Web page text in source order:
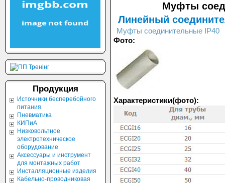
Муфты
Линейный
Муфты соединительные IP40
Фото:
Характеристики(фото):
Продукция
Источники бесперебойного
питания
Пневматика
КИПиА
Низковольтное
электротехническое
оборудование
Аксессуары и инструмент
для монтажных работ
Инсталляционные изделия
Кабельно-проводниковая